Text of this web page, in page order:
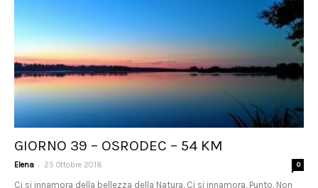
GIORNO 39 – OSRODEC – 54 KM
Elena - 25 Ottobre 2018 0
Ci si innamora della bellezza della Natura. Ci si innamora. Punto. Non